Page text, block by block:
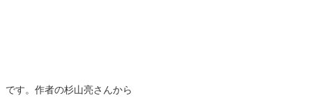
す。作者の杉山亮さんから